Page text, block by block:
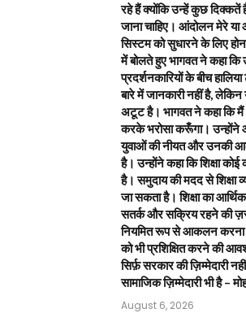
रहे हैं क्योंकि उन्हें कुछ दिक्कतें
जाना चाहिए। आंदोलन मेरे
सिस्टम को सुधारने के लिए
में बोलते हुए भागवत ने कहा
प्रदर्शनकारियों के बीच
बारे में जानकारी नहीं है,
अटूट है। भागवत ने कहा कि
करके भरोसा करूँगा। उन्होंने
युवाओं की नीयत और उनकी
है। उन्होंने कहा कि शिक्षा
है। समुदाय की मदद से शिक्षा
जा सकता है। शिक्षा का
सतर्क और सक्रिय रहने की
नियमित रूप से आकलन करना
को भी प्रशिक्षित करने की
सिर्फ़ सरकार की ज़िम्मेदारी
सामाजिक ज़िम्मेदारी भी है –
August 6, 2026